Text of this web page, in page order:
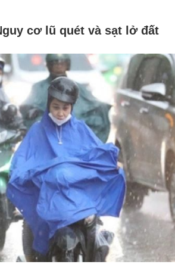
cơ lũ quét và sạt lở đất